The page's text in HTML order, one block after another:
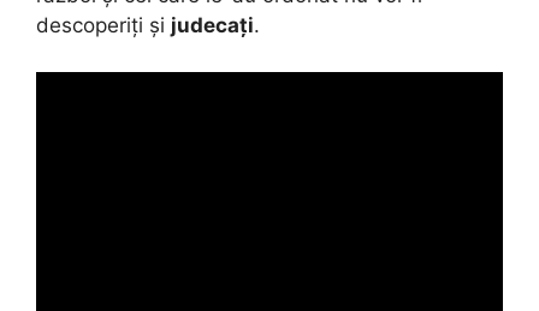
descoperiți și judecați.